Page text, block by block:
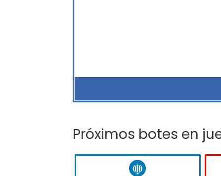
Próximos botes en